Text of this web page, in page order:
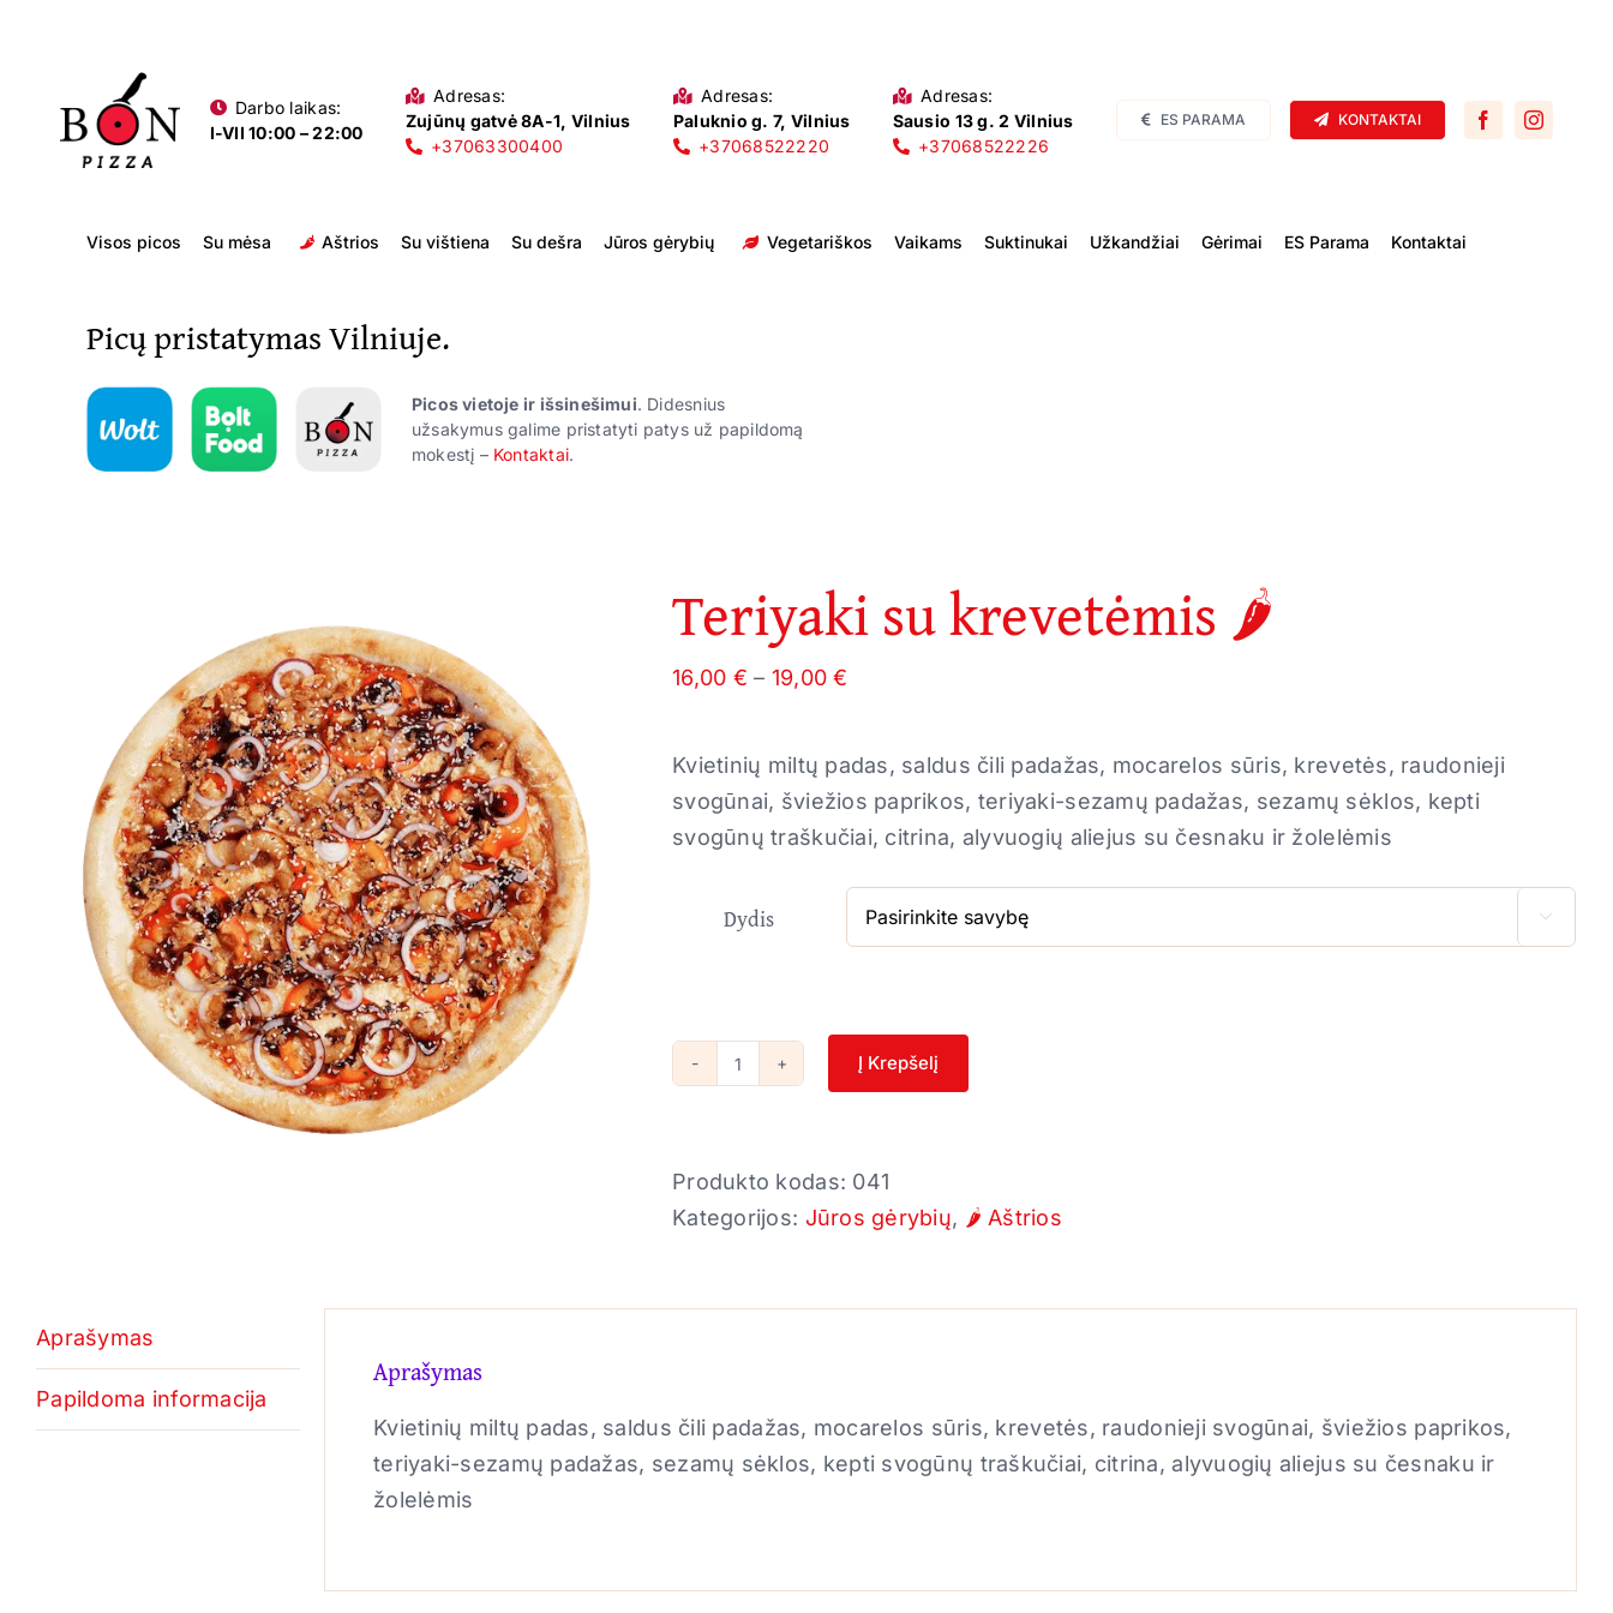
Darbo laikas:
I-VII 10:00 – 22:00
Adresas:
Zujūnų gatvė 8A-1, Vilnius
+37063300400
Adresas:
Paluknio g. 7, Vilnius
+37068522220
Adresas:
Sausio 13 g. 2 Vilnius
+37068522226
ES PARAMA KONTAKTAI
Visos picos Su mėsa Aštrios Su vištiena Su dešra Jūros gėrybių Vegetariškos Vaikams Suktinukai Užkandžiai Gėrimai ES Parama Kontaktai
Picų pristatymas Vilniuje.
Picos vietoje ir išsinešimui. Didesnius
užsakymus galime pristatyti patys už papildomą
mokestį – Kontaktai.
Teriyaki su krevetėmis 🌶️
16,00 € – 19,00€
through
19,00 €
Kvietinių miltų padas, saldus čili padažas, mocarelos sūris, krevetės, raudonieji
svogūnai, šviežios paprikos, teriyaki-sezamų padažas, sezamų sėklos, kepti
svogūnų traškučiai, citrina, alyvuogių aliejus su česnaku ir žolelėmis
Dydis 
produkto
su
krevetėmis
Į Krepšelį
Produkto kodas: 041
Kategorijos: Jūros gėrybių, 🌶️ Aštrios
Aprašymas
Papildoma informacija
Aprašymas
Kvietinių miltų padas, saldus čili padažas, mocarelos sūris, krevetės, raudonieji svogūnai, šviežios paprikos,
teriyaki-sezamų padažas, sezamų sėklos, kepti svogūnų traškučiai, citrina, alyvuogių aliejus su česnaku ir
žolelėmis